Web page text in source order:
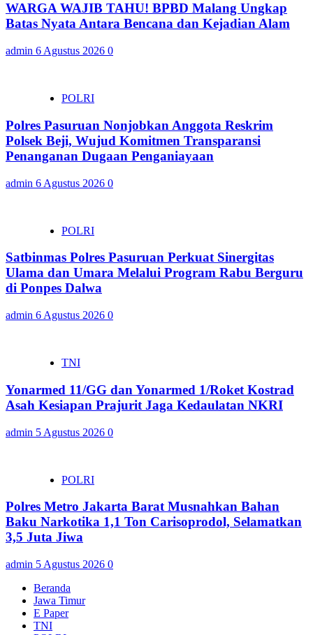
WARGA WAJIB TAHU! BPBD Malang Ungkap
Batas Nyata Antara Bencana dan Kejadian Alam
admin 6 Agustus 2026 0
POLRI
Polres Pasuruan Nonjobkan Anggota Reskrim
Polsek Beji, Wujud Komitmen Transparansi
Penanganan Dugaan Penganiayaan
admin 6 Agustus 2026 0
POLRI
Satbinmas Polres Pasuruan Perkuat Sinergitas
Ulama dan Umara Melalui Program Rabu Berguru
di Ponpes Dalwa
admin 6 Agustus 2026 0
TNI
Yonarmed 11/GG dan Yonarmed 1/Roket Kostrad
Asah Kesiapan Prajurit Jaga Kedaulatan NKRI
admin 5 Agustus 2026 0
POLRI
Polres Metro Jakarta Barat Musnahkan Bahan
Baku Narkotika 1,1 Ton Carisoprodol, Selamatkan
3,5 Juta Jiwa
admin 5 Agustus 2026 0
Beranda
Jawa Timur
E Paper
TNI